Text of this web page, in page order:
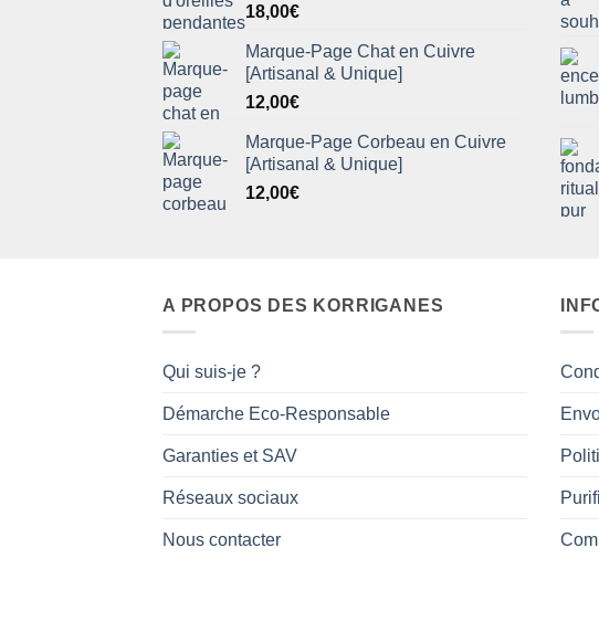
18,00€
Marque-Page Chat en Cuivre
[Artisanal & Unique]
12,00€
Marque-Page Corbeau en Cuivre
[Artisanal & Unique]
12,00€
A PROPOS DES KORRIGANES
Qui suis-je ?
Démarche Eco-Responsable
Garanties et SAV
Réseaux sociaux
Nous contacter